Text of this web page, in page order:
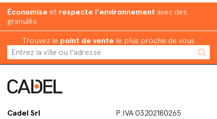
Économise et respecte l'environnement avec des
granulés
Trouvez le point de vente le plus proche de vous
Cadel Srl
P.IVA 03202180265